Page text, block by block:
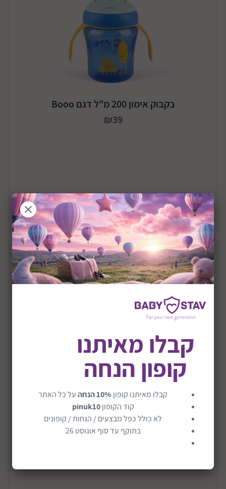
בקבוק אימון 200 מ"ל דגם Booo
₪39
הוסף לסל
בקבוק חדשני ומונע גזים בנפח 250 מל דגם Mimic
250ML
₪29
₪40
קבלו מאיתנו
קופון הנחה
קבלו מאיתנו קופון 10% הנחה
על כל האתר
קוד הקופוןpinuk10
לא כולל כפל מבצעים / הנחות / קופונים
בתוקף עד סוף אוגוסט 26